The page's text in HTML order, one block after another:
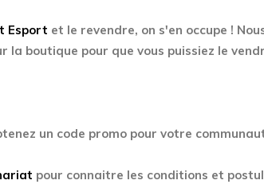
Esport et le revendre, on s'en occupe !
la boutique pour que vous puissiez le
un code promo pour votre
pour connaitre les conditions et